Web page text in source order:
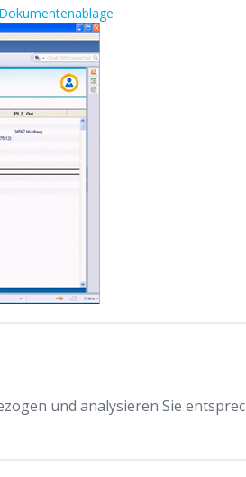
und analysieren Sie